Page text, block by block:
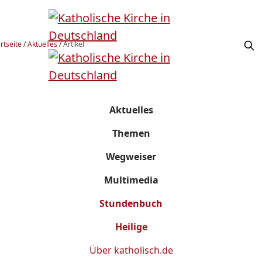
/Aktuelles/Artikel
Aktuelles
Themen
Wegweiser
Multimedia
Stundenbuch
Heilige
Über katholisch.de